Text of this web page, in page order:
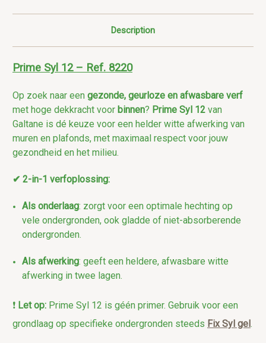
Description
Prime Syl 12 – Ref. 8220
Op zoek naar een gezonde, geurloze en afwasbare verf
met hoge dekkracht voor binnen? Prime Syl 12 van
Galtane is dé keuze voor een helder witte afwerking van
muren en plafonds, met maximaal respect voor jouw
gezondheid en het milieu.
✔ 2-in-1 verfoplossing:
Als onderlaag: zorgt voor een optimale hechting op
vele ondergronden, ook gladde of niet-absorberende
ondergronden.
Als afwerking: geeft een heldere, afwasbare witte
afwerking in twee lagen.
❗ Let op: Prime Syl 12 is géén primer. Gebruik voor een
grondlaag op specifieke ondergronden steeds Fix Syl gel.